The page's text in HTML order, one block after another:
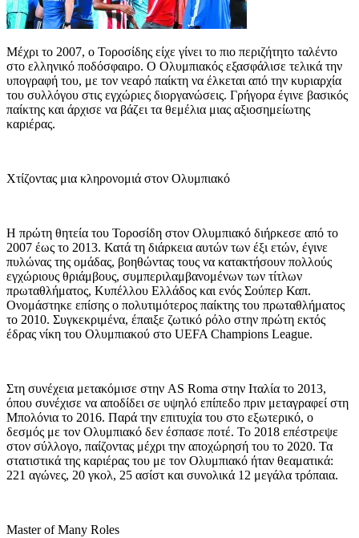
Μέχρι το 2007, ο Τοροσίδης είχε γίνει το πιο περιζήτητο ταλέντο
στο ελληνικό ποδόσφαιρο. Ο Ολυμπιακός εξασφάλισε τελικά την
υπογραφή του, με τον νεαρό παίκτη να έλκεται από την κυριαρχία
του συλλόγου στις εγχώριες διοργανώσεις. Γρήγορα έγινε βασικός
παίκτης και άρχισε να βάζει τα θεμέλια μιας αξιοσημείωτης
καριέρας.
Χτίζοντας μια κληρονομιά στον Ολυμπιακό
Η πρώτη θητεία του Τοροσίδη στον Ολυμπιακό διήρκεσε από το
2007 έως το 2013. Κατά τη διάρκεια αυτών των έξι ετών, έγινε
πυλώνας της ομάδας, βοηθώντας τους να κατακτήσουν πολλούς
εγχώριους θριάμβους, συμπεριλαμβανομένων των τίτλων
πρωταθλήματος, Κυπέλλου Ελλάδος και ενός Σούπερ Καπ.
Ονομάστηκε επίσης ο πολυτιμότερος παίκτης του πρωταθλήματος
το 2010. Συγκεκριμένα, έπαιξε ζωτικό ρόλο στην πρώτη εκτός
έδρας νίκη του Ολυμπιακού στο UEFA Champions League.
Στη συνέχεια μετακόμισε στην AS Roma στην Ιταλία το 2013,
όπου συνέχισε να αποδίδει σε υψηλό επίπεδο πριν μεταγραφεί στη
Μπολόνια το 2016. Παρά την επιτυχία του στο εξωτερικό, ο
δεσμός με τον Ολυμπιακό δεν έσπασε ποτέ. Το 2018 επέστρεψε
στον σύλλογο, παίζοντας μέχρι την αποχώρησή του το 2020. Τα
στατιστικά της καριέρας του με τον Ολυμπιακό ήταν θεαματικά:
221 αγώνες, 20 γκολ, 25 ασίστ και συνολικά 12 μεγάλα τρόπαια.
Master of Many Roles